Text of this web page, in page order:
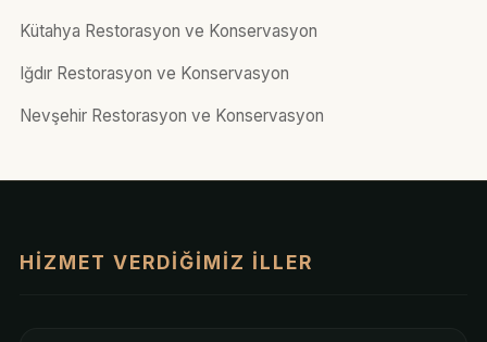
Kütahya Restorasyon ve Konservasyon
Iğdır Restorasyon ve Konservasyon
Nevşehir Restorasyon ve Konservasyon
HIZMET VERDIĞIMIZ İLLER